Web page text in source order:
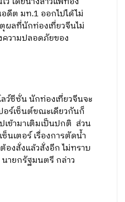
อดีต มท.1 ออกไปได้ไม่
ผลที่นักท่องเที่ยวจีนไม่
ความปลอดภัยของ
ว์ซีซั่น นักท่องเที่ยวจีนจะ
อร์เซ็นต์ขณะเดียวกันก็
เข้ามาเติมเป็นปกติ ส่วน
นเตอร์ เรื่องการตัดน้ำ
งสั่งแล้วสั่งอีก ไม่ทราบ
นายกรัฐมนตรี กล่าว